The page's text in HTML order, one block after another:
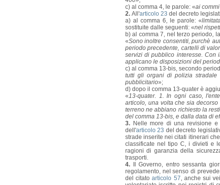
c) al comma 4, le parole: «ai
2. All'articolo 23 del decreto
a) al comma 6, le parole: «
sostituite dalle seguenti: «nel
b) al comma 7, nel terzo periodo,
«Sono inoltre consentiti, purchè
periodo precedente, cartelli di
servizi di pubblico interesse.
applicano le disposizioni del
c) al comma 13-bis, secondo
tutti gli organi di polizia
pubblicitario»;
d) dopo il comma 13-quater è
«13-quater. 1. In ogni caso,
articolo, una volta che sia
terreno ne abbiano richiesto la
del comma 13-bis, e dalla data di
3. Nelle more di una revisione
dell'articolo 23 del decreto
strade inserite nei citati itinerari
classificate nel tipo C, i divieti e
ragioni di garanzia della
trasporti.
4.
Il Governo, entro sessanta
regolamento, nel senso di
del citatoarticolo 57, anche sui